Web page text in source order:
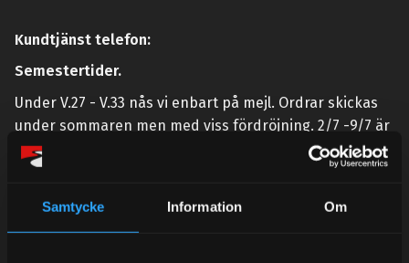
Samtycke Information Om
Kundtjänst telefon:
Semestertider.
Under V.27 - V.33 nås vi enbart på mejl. Ordrar skickas
under sommaren men med viss fördröjning. 2/7 -9/7 är
det helt stängt.
Mån-Tors: 10:30-15:00
Lunchstängt 12:00-13:00